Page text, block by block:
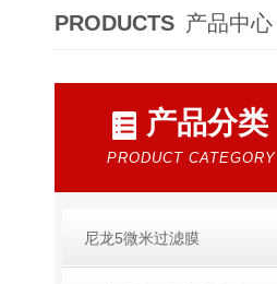
PRODUCTS 产品中心
产品分类
PRODUCT CATEGORY
尼龙5微米过滤膜